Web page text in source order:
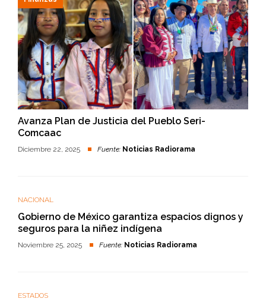
Avanza Plan de Justicia del Pueblo Seri-
Comcaac
Diciembre 22, 2025 Fuente: Noticias Radiorama
NACIONAL
Gobierno de México garantiza espacios dignos y
seguros para la niñez indígena
Noviembre 25, 2025 Fuente: Noticias Radiorama
ESTADOS